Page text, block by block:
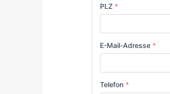
PLZ *
E-Mail-Adresse *
Telefon *